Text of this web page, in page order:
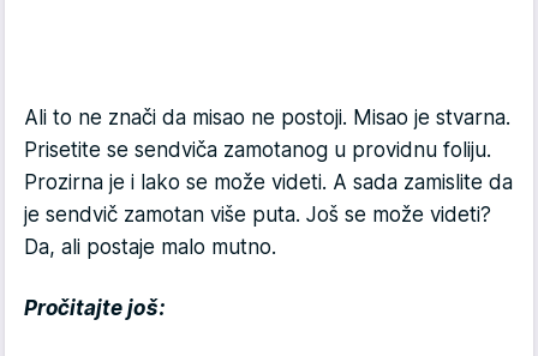
Ali to ne znači da misao ne postoji. Misao je stvarna.
Prisetite se sendviča zamotanog u providnu foliju.
Prozirna je i lako se može videti. A sada zamislite da
je sendvič zamotan više puta. Još se može videti?
Da, ali postaje malo mutno.
Pročitajte još: